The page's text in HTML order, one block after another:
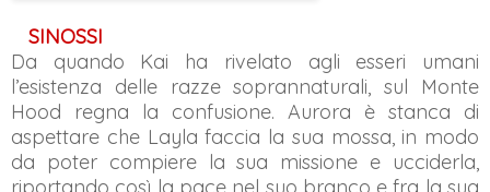
SINOSSI
Da quando Kai ha rivelato agli esseri umani
l’esistenza delle razze soprannaturali, sul Monte
Hood regna la confusione. Aurora è stanca di
aspettare che Layla faccia la sua mossa, in modo
da poter compiere la sua missione e ucciderla,